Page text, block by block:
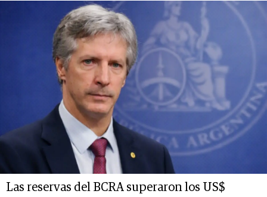
Las reservas del BCRA superaron los US$